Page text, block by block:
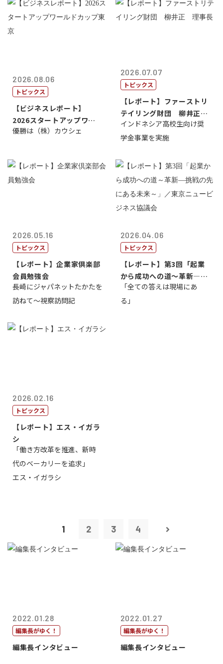
2026.08.06
トピックス
【ビジネスレポート】
2026スタートアップワー
ルドカップ東京
優勝は（株）カウシェ
2026.07.07
トピックス
【レポート】ファーストリ
テイリング財団 柳井正
理事長
インドネシア高校生向け奨
学金事業を実施
2026.05.16
トピックス
【レポート】企業家倶楽部
会員勉強会
長崎にジャパネットたかたを
訪ねて～視察訪問記
2026.04.06
トピックス
【レポート】第3回「起業
から成功への道～革新―挑
戦の先にある...
「全ての答えは現場にあ
る」
2026.02.16
トピックス
【レポート】エス・イガラ
シ
「働き方改革を推進、新時
代のベーカリーを追求」
エス・イガラシ
1 2 3 4
2022.01.28
編集長がゆく！
編集長インタビュー
2022.01.27
編集長がゆく！
編集長インタビュー